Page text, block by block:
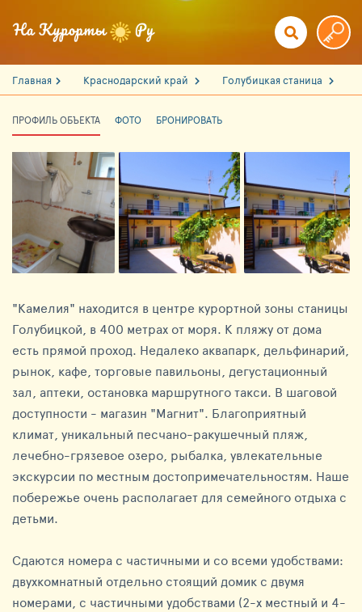
Главная Краснодарский край Голубицкая станица
ПРОФИЛЬ ОБЪЕКТА ФОТО БРОНИРОВАТЬ
"Камелия" находится в центре курортной зоны станицы
Голубицкой, в 400 метрах от моря. К пляжу от дома
есть прямой проход. Недалеко аквапарк, дельфинарий,
рынок, кафе, торговые павильоны, дегустационный
зал, аптеки, остановка маршрутного такси. В шаговой
доступности - магазин "Магнит". Благоприятный
климат, уникальный песчано-ракушечный пляж,
лечебно-грязевое озеро, рыбалка, увлекательные
экскурсии по местным достопримечательностям. Наше
побережье очень располагает для семейного отдыха с
детьми.
Сдаются номера с частичными и со всеми удобствами:
двухкомнатный отдельно стоящий домик с двумя
номерами, с частичными удобствами (2-х местный и 4-